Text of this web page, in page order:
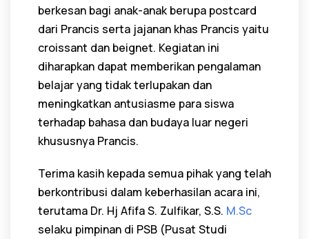
berkesan bagi anak-anak berupa postcard
dari Prancis serta jajanan khas Prancis yaitu
croissant dan beignet. Kegiatan ini
diharapkan dapat memberikan pengalaman
belajar yang tidak terlupakan dan
meningkatkan antusiasme para siswa
terhadap bahasa dan budaya luar negeri
khususnya Prancis.
Terima kasih kepada semua pihak yang telah
berkontribusi dalam keberhasilan acara ini,
terutama Dr. Hj Afifa S. Zulfikar, S.S. M.Sc
selaku pimpinan di PSB (Pusat Studi